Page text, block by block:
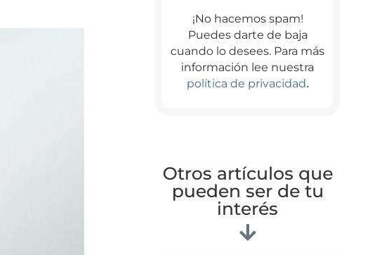
¡No hacemos spam!
Puedes darte de baja
cuando lo desees. Para más
información lee nuestra
política de privacidad.
Otros artículos que
pueden ser de tu
interés